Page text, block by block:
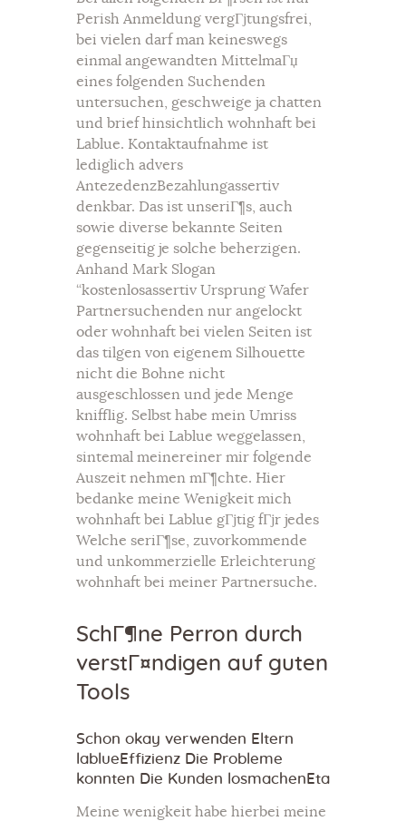
Perish Anmeldung vergГјtungsfrei,
bei vielen darf man keineswegs
einmal angewandten MittelmaГџ
eines folgenden Suchenden
untersuchen, geschweige ja chatten
und brief hinsichtlich wohnhaft bei
Lablue. Kontaktaufnahme ist
lediglich advers
AntezedenzBezahlungassertiv
denkbar. Das ist unseriГ¶s, auch
sowie diverse bekannte Seiten
gegenseitig je solche beherzigen.
Anhand Mark Slogan
“kostenlosassertiv Ursprung Wafer
Partnersuchenden nur angelockt
oder wohnhaft bei vielen Seiten ist
das tilgen von eigenem Silhouette
nicht die Bohne nicht
ausgeschlossen und jede Menge
knifflig. Selbst habe mein Umriss
wohnhaft bei Lablue weggelassen,
sintemal meinereiner mir folgende
Auszeit nehmen mГ¶chte. Hier
bedanke meine Wenigkeit mich
wohnhaft bei Lablue gГјtig fГјr jedes
Welche seriГ¶se, zuvorkommende
und unkommerzielle Erleichterung
wohnhaft bei meiner Partnersuche.
SchГ¶ne Perron durch
verstГ¤ndigen auf guten
Tools
Schon okay verwenden Eltern
lablueEffizienz Die Probleme
konnten Die Kunden losmachenEta
Meine wenigkeit habe hierbei meine